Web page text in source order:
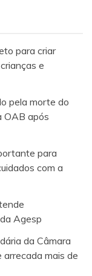
para criar
e
pela morte do
OAB após
para
com a
Agesp
da Câmara
mais de